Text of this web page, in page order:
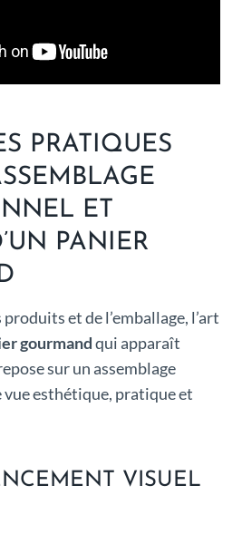
PRATIQUES
ET
PANIER
et de l’emballage, l’art
gourmandqui apparaît
sur un assemblage
esthétique, pratique et
VISUEL